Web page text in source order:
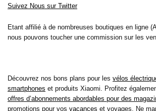
Suivez Nous sur Twitter
Etant affilié à de nombreuses boutiques en ligne
nous pouvons toucher une commission sur les
Découvrez nos bons plans pour les vélos
smartphones et produits Xiaomi. Profitez
offres d’abonnements abordables pour des
promotions pour vos vacances et voyages. Ne